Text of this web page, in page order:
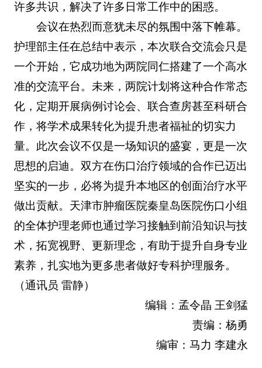
许多共识，解决了许多日常工作中的困惑。
会议在热烈而意犹未尽的氛围中落下帷幕。
护理部主任在总结中表示，本次联合交流会只是
一个开始，它成功地为两院同仁搭建了一个高水
准的交流平台。未来，两院计划将这种合作常态
化，定期开展病例讨论会、联合查房甚至科研合
作，将学术成果转化为提升患者福祉的切实力
量。此次会议不仅是一场知识的盛宴，更是一次
思想的启迪。双方在伤口治疗领域的合作已迈出
坚实的一步，必将为提升本地区的创面治疗水平
做出贡献。天津市肿瘤医院秦皇岛医院伤口小组
的全体护理老师也通过学习接触到前沿知识与技
术，拓宽视野、更新理念，有助于提升自身专业
素养，扎实地为更多患者做好专科护理服务。
（通讯员 雷静）
编辑：孟令晶 王剑猛
责编：杨勇
编审：马力 李建永